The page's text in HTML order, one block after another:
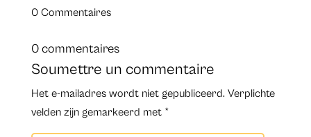
0 Commentaires
0 commentaires
Soumettre un commentaire
Het e-mailadres wordt niet gepubliceerd. Verplichte
velden zijn gemarkeerd met *